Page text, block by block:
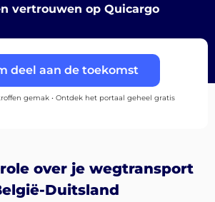
vertrouwen op Quicargo
deel aan de toekomst
gemak • Ontdek het portaal geheel gratis
over je wegtransport
Duitsland